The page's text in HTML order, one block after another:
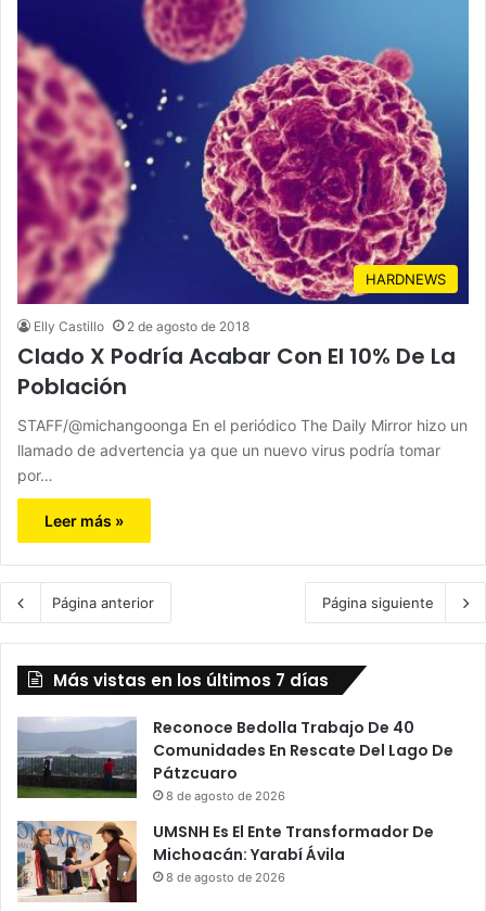
HARDNEWS
Elly Castillo 2 de agosto de 2018
Clado X Podría Acabar Con El 10% De La
Población
STAFF/@michangoonga En el periódico The Daily Mirror hizo un
llamado de advertencia ya que un nuevo virus podría tomar
por…
Leer más »
Página anterior Página siguiente
Más vistas en los últimos 7 días
Reconoce Bedolla Trabajo De 40
Comunidades En Rescate Del Lago De
Pátzcuaro
8 de agosto de 2026
UMSNH Es El Ente Transformador De
Michoacán: Yarabí Ávila
8 de agosto de 2026